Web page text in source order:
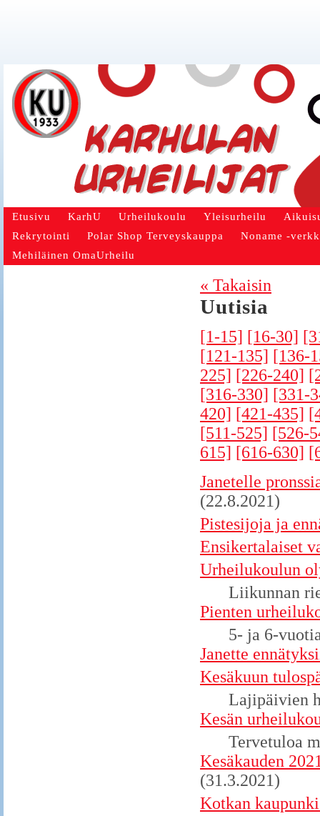
Etusivu KarhU Urheilukoulu Yleisurheilu
Rekrytointi
Polar Shop Terveyskauppa
Noname -
Mehiläinen OmaUrheilu
« Takaisin
Uutisia
[1-15] [16-30]
[121-135] [136-
225] [226-240]
[316-330] [331-
420] [421-435]
[511-525] [526-
615] [616-630]
Janetelle
(22.8.2021)
Pistesijoja ja
Ensikertalaiset
Urheilukoulun
Liikunnan
Pienten
5- ja 6-
Janette
Kesäkuun
Lajipäivien
Kesän
Tervetuloa
Kesäkauden
(31.3.2021)
Kotkan